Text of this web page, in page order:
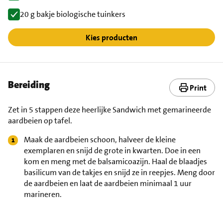
20 g bakje biologische tuinkers
Kies producten
Bereiding Print
Zet in 5 stappen deze heerlijke Sandwich met gemarineerde
aardbeien op tafel.
Maak de aardbeien schoon, halveer de kleine
exemplaren en snijd de grote in kwarten. Doe in een
kom en meng met de balsamicoazijn. Haal de blaadjes
basilicum van de takjes en snijd ze in reepjes. Meng door
de aardbeien en laat de aardbeien minimaal 1 uur
marineren.